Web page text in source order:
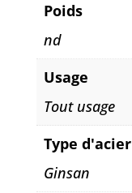
Poids
nd
Usage
Tout usage
Type d'acier
Ginsan